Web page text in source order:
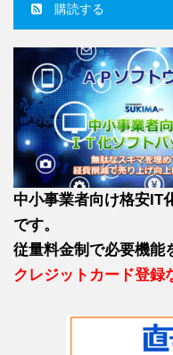
購読する
中小事業者向け格安IT
です。
従量料金制で必要機能
クレジットカード登録